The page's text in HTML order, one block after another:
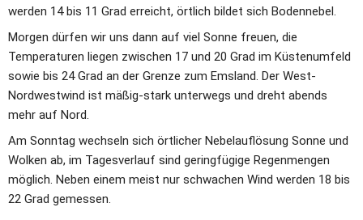
werden 14 bis 11 Grad erreicht, örtlich bildet sich Bodennebel.
Morgen dürfen wir uns dann auf viel Sonne freuen, die
Temperaturen liegen zwischen 17 und 20 Grad im Küstenumfeld
sowie bis 24 Grad an der Grenze zum Emsland. Der West-
Nordwestwind ist mäßig-stark unterwegs und dreht abends
mehr auf Nord.
Am Sonntag wechseln sich örtlicher Nebelauflösung Sonne und
Wolken ab, im Tagesverlauf sind geringfügige Regenmengen
möglich. Neben einem meist nur schwachen Wind werden 18 bis
22 Grad gemessen.